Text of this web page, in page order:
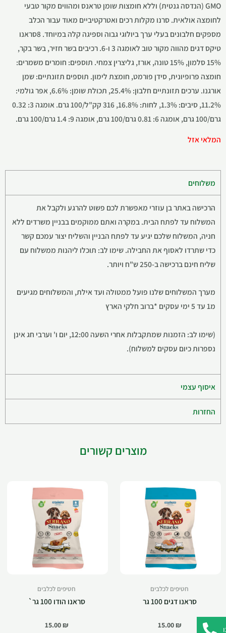
GMO (הנדסה גנטית) וללא חומצות שומן טראנס ומהווים מקור טבעי
לחומצה אולאית. סרנו מקלות רכים ואטרקטיביים מאוד עבור הכלב
מספקים חלבונים בעלי ערך ביולוגי גבוה וספיגה קלה במיוחד. 8סראנו
טיקס דגים מהווה מקור טוב לאומגה 3 ו-6. רכיבים בשר חזיר, בשר בקר,
15% סלמון, 15% טונה, אורז, גליצרין צמחי. תוספים: חומרים משמרים:
חומצה פרופיונית, סידן פורמט, חומצת לימון. תוספים תזונתיים: שמן
אורגנו. ערכים תזונתיים חלבון: 25.4%, תכולת שומן: 6.6%, אפר גולמי:
11.2%, סיבים: 1.3%, לחות: 16.8%, 316 קק"ל/100 גרם. אומגה 3: 0.32
גרם/100 גרם, אומגה 6: 0.81 גרם/100 גרם, אומגה 9: 1.4 גרם/100 גרם.
המלאי אזל
משלוחים
הרכישה באתר בן עוזרי מאפשרת לכם פשוט להרגע ולקבל את
המשלוח עד לפתח הבית. במקרה ואתם ממוקמים בבניין משרדים ללא
חניה, המשלוח שלכם יגיע עד לפתח הבניין והשליח יצור עמכם קשר
כדי שתרדו לאסוף את החבילה. שימו לב: תוכלו ליהנות ממשלוח עם
שליח חינם ברכישה ב-250 ש"ח ויותר.
מערך המשלוחים שלנו פועל ממטולה ועד אילת, והמשלוחים מגיעים
מ1 עד 5 ימי עסקים *ברוב חלקי הארץ
(שימו לב: הזמנות שמתקבלות אחרי השעה 12:00, יום ו' וערבי חג אינן
נספרות כיום עסקים למשלוח).
איסוף עצמי
החזרות
מוצרים קשורים
חטיפים לכלבים
סראנו דגים 100 גר
15.00₪
חטיפים לכלבים
סראנו הודו 100 גר`
15.00₪